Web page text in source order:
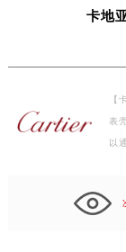
卡地
【
表
以